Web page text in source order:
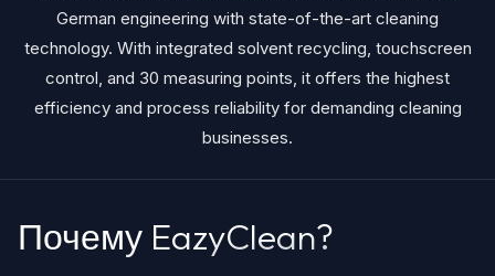
German engineering with state-of-the-art cleaning
technology. With integrated solvent recycling, touchscreen
control, and 30 measuring points, it offers the highest
efficiency and process reliability for demanding cleaning
businesses.
Почему EazyClean?